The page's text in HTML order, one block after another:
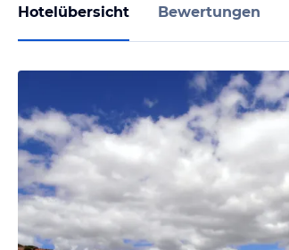
Hotelübersicht Bewertungen